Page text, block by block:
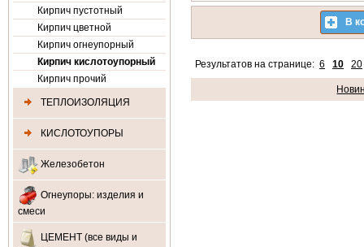
Кирпич пустотный
Кирпич цветной
Кирпич огнеупорный
Кирпич кислотоупорный
Кирпич прочий
ТЕПЛОИЗОЛЯЦИЯ
КИСЛОТОУПОРЫ
Железобетон
Огнеупоры: изделия и
смеси
ЦЕМЕНТ (все виды и
В
Результатов на странице: 6 10 20